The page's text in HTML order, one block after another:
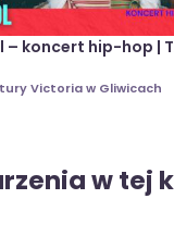
– koncert hip-hop |
Victoria w Gliwicach
w tej